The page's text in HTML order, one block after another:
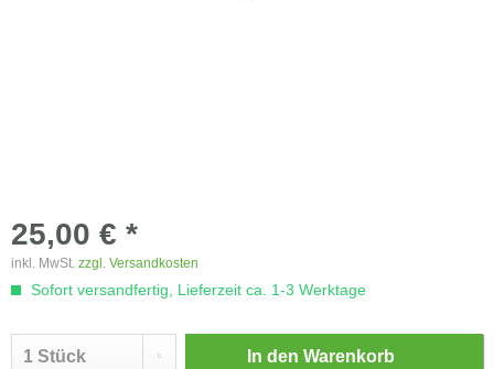
25,00 € *
inkl. MwSt. zzgl. Versandkosten
Sofort versandfertig, Lieferzeit ca. 1-3 Werktage
In den Warenkorb